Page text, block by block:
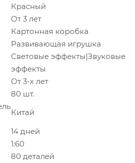
Красный
От 3 лет
Картонная коробка
Развивающая игрушка
Световые эффекты|Звуковые
эффекты
От 3-х лет
80 шт.
Китай
14 дней
1:60
80 деталей